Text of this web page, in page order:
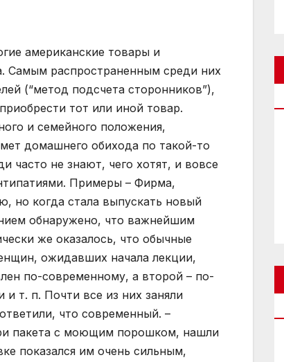
американские товары и
Самым распространенным среди них
(“метод подсчета сторонников”),
тот или иной товар.
и семейного положения,
домашнего обихода по такой-то
часто не знают, чего хотят, и вовсе
Примеры – Фирма,
но когда стала выпускать новый
обнаружено, что важнейшим
же оказалось, что обычные
ожидавших начала лекции,
по-современному, а второй – по-
т. п. Почти все из них заняли
что современный. –
пакета с моющим порошком, нашли
показался им очень сильным,